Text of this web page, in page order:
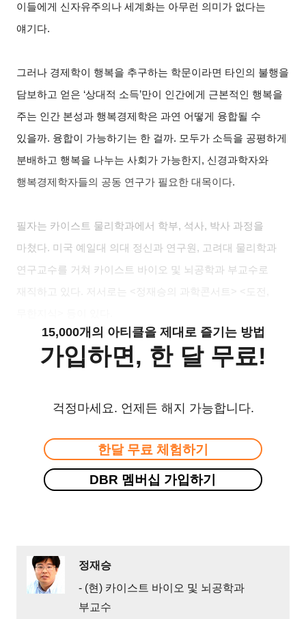
이들에게 신자유주의나 세계화는 아무런 의미가 없다는
얘기다.
그러나 경제학이 행복을 추구하는 학문이라면 타인의 불행을
담보하고 얻은 ‘상대적 소득’만이 인간에게 근본적인 행복을
주는 인간 본성과 행복경제학은 과연 어떻게 융합될 수
있을까. 융합이 가능하기는 한 걸까. 모두가 소득을 공평하게
분배하고 행복을 나누는 사회가 가능한지, 신경과학자와
행복경제학자들의 공동 연구가 필요한 대목이다.
필자는 카이스트 물리학과에서 학부, 석사, 박사 과정을
마쳤다. 미국 예일대 의대 정신과 연구원, 고려대 물리학과
연구교수를 거쳐 카이스트 바이오 및 뇌공학과 부교수로
재직하고 있다. 저서로는 <정재승의 과학콘서트> <도전,
15,000개의 아티클을 제대로 즐기는 방법
가입하면, 한 달 무료!
걱정마세요. 언제든 해지 가능합니다.
한달 무료 체험하기
DBR 멤버십 가입하기
정재승
- (현) 카이스트 바이오 및 뇌공학과
부교수